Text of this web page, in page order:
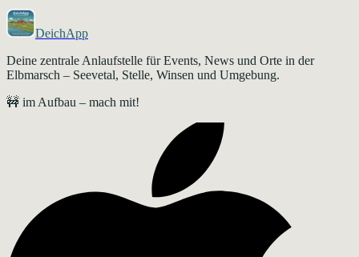
DeichApp
Deine zentrale Anlaufstelle für Events, News und Orte in der
Elbmarsch – Seevetal, Stelle, Winsen und Umgebung.
🚧 im Aufbau – mach mit!